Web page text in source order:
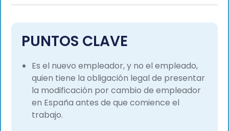
PUNTOS CLAVE
Es el nuevo empleador, y no el empleado,
quien tiene la obligación legal de presentar
la modificación por cambio de empleador
en España antes de que comience el
trabajo.